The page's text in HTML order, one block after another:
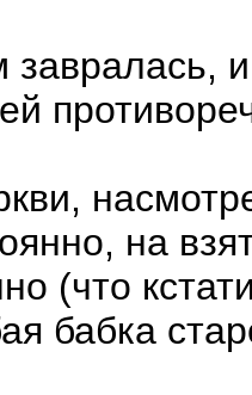
завралась,
на
(что
бабка